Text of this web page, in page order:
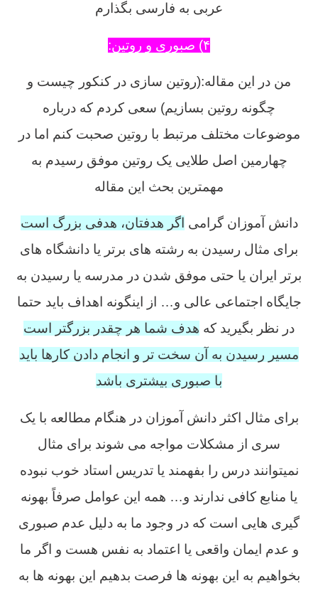
عربی به فارسی بگذارم
۴) صبوری و روتین:
من در این مقاله:(روتین سازی در کنکور چیست و
چگونه روتین بسازیم) سعی کردم که درباره
موضوعات مختلف مرتبط با روتین صحبت کنم اما در
چهارمین اصل طلایی یک روتین موفق رسیدم به
مهمترین بحث این مقاله
دانش آموزان گرامی اگر هدفتان، هدفی بزرگ است
برای مثال رسیدن به رشته های برتر یا دانشگاه های
برتر ایران یا حتی موفق شدن در مدرسه یا رسیدن به
جایگاه اجتماعی عالی و… از اینگونه اهداف باید حتما
در نظر بگیرید که هدف شما هر چقدر بزرگتر است
مسیر رسیدن به آن سخت تر و انجام دادن کارها باید
با صبوری بیشتری باشد
برای مثال اکثر دانش آموزان در هنگام مطالعه با یک
سری از مشکلات مواجه می شوند برای مثال
نمیتوانند درس را بفهمند یا تدریس استاد خوب نبوده
یا منابع کافی ندارند و… همه این عوامل صرفاً بهونه
گیری هایی است که در وجود ما به دلیل عدم صبوری
و عدم ایمان واقعی یا اعتماد به نفس هست و اگر ما
بخواهیم به این بهونه ها فرصت بدهیم این بهونه ها به